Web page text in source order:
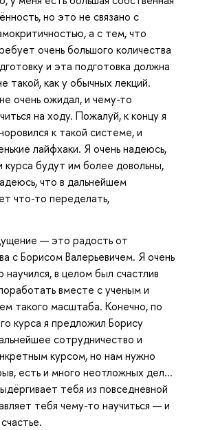
но это не связано с
а с тем, что
очень большого количества
и эта подготовка должна
такой, как у обычных лекций.
очень ожидал, и чему-то
на ходу. Пожалуй, к концу я
к такой системе, и
лайфхаки. Я очень надеюсь,
курса будут им более довольны,
что в дальнейшем
что-то переделать,
— это радость от
с Борисом Валерьевичем. Я очень
научился, в целом был счастлив
вместе с ученым и
такого масштаба. Конечно, по
курса я предложил Борису
сотрудничество и
курсом, но нам нужно
есть и много неотложных дел...
тебя из повседневной
тебя чему-то научиться — и